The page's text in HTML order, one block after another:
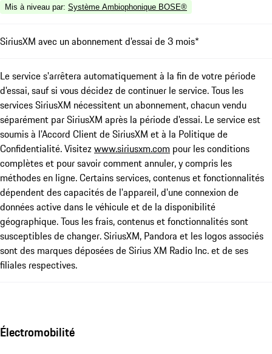
Mis à niveau par: Système Ambiophonique BOSE®
SiriusXM avec un abonnement d'essai de 3 mois*
Le service s'arrêtera automatiquement à la fin de votre période
d'essai, sauf si vous décidez de continuer le service. Tous les
services SiriusXM nécessitent un abonnement, chacun vendu
séparément par SiriusXM après la période d'essai. Le service est
soumis à l'Accord Client de SiriusXM et à la Politique de
Confidentialité. Visitezwww.siriusxm.com pour les conditions
complètes et pour savoir comment annuler, y compris les
méthodes en ligne. Certains services, contenus et fonctionnalités
dépendent des capacités de l'appareil, d'une connexion de
données active dans le véhicule et de la disponibilité
géographique. Tous les frais, contenus et fonctionnalités sont
susceptibles de changer. SiriusXM, Pandora et les logos associés
sont des marques déposées de Sirius XM Radio Inc. et de ses
filiales respectives.
Électromobilité